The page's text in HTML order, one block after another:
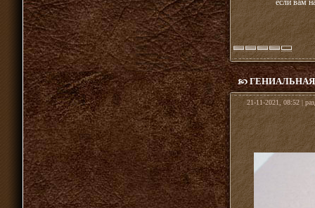
если вам
21-11-2021, 08:52 |